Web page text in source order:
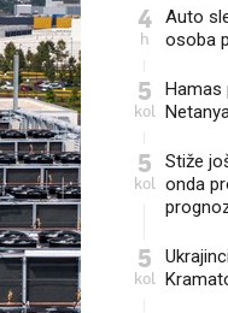
4
h
Auto
osoba
5
kol
Hamas
5
kol
Stiže
onda
5
kol